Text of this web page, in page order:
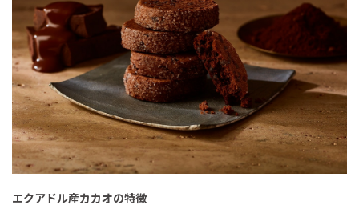
エクアドル産カカオの特徴